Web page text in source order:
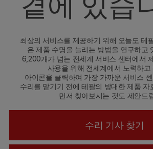
곁에 있습
최상의 서비스를 제공하기 위해 오늘도 테
은 제품 수명을 늘리는 방법을 연구하고
6,200개가 넘는 전세계 서비스 센터에서
사용을 위해 전세계에서 노력하고
아이콘을 클릭하여 가장 가까운 서비스
수리를 맡기기 전에 테팔의 방대한 제품 자
먼저 찾아보시는 것도 제안드
수리 기사 찾기